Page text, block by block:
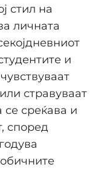
стил на
личната
и
стравуваат
се среќава и
според